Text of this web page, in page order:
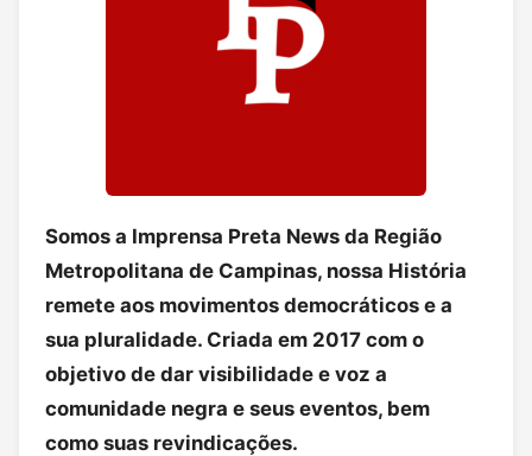
Somos a Imprensa Preta News da Região
Metropolitana de Campinas, nossa História
remete aos movimentos democráticos e a
sua pluralidade. Criada em 2017 com o
objetivo de dar visibilidade e voz a
comunidade negra e seus eventos, bem
como suas revindicações.